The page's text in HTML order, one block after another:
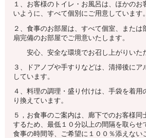
１、お客様のトイレ・お風呂は、ほかのお
いように、すべて個別にご用意しています。
２、食事のお部屋は、すべて個室、または
扇完備のお部屋でご用意いたします。
安心、安全な環境でお召し上がりいた
３、ドアノブや手すりなどは、清掃後にア
しています。
４、料理の調理・盛り付けは、手袋を着用
り換えています。
５，お食事のご案内は、廊下でのお客様同
するため、最低１０分以上の間隔を取らせ
食事の時間等、ご希望に１００％添えない